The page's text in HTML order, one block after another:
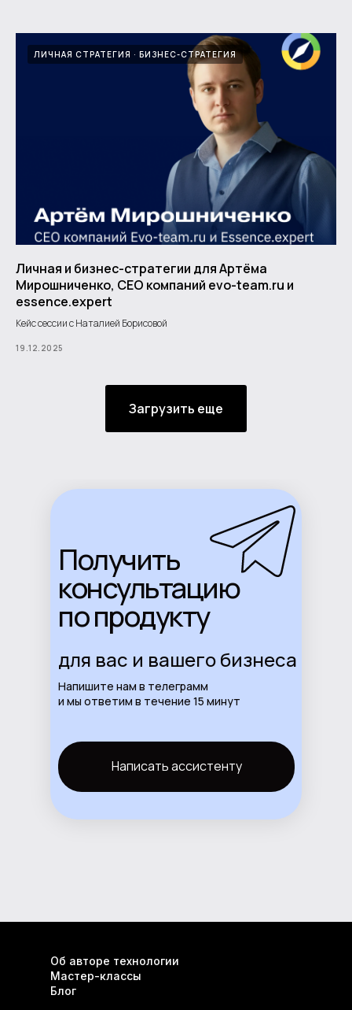
ЛИЧНАЯ СТРАТЕГИЯ БИЗНЕС-СТРАТЕГИЯ
Личная и бизнес-стратегии для Артёма
Мирошниченко, СЕО компаний evo-team.ru и
essence.expert
Кейс сессии с Наталией Борисовой
19.12.2025
Загрузить еще
Напишите нам в телеграмм
и мы ответим в течение 15 минут
Написать ассистенту
Получить
консультацию
по продукту
для вас и вашего бизнеса
Об авторе технологии
Мастер-классы
Блог